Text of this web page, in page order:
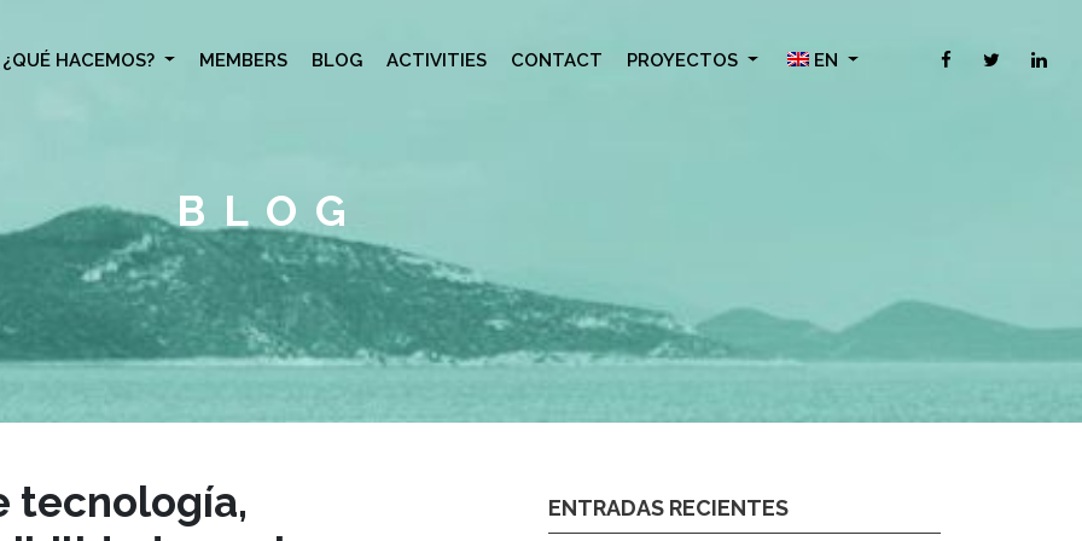
¿QUÉ HACEMOS? MEMBERS BLOG ACTIVITIES CONTACT PROYECTOS EN
BLOG
tecnología,
ENTRADAS RECIENTES